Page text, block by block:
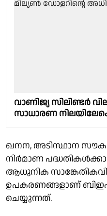
വാണിജ്യ സിലിണ്ടര്‍
സാധാരണ
ഖനന, അടിസ്ഥാന
നിര്‍മാണ
ആധുനിക
ഉപകരണങ്ങളാണ്
ചെയ്യുന്നത്.